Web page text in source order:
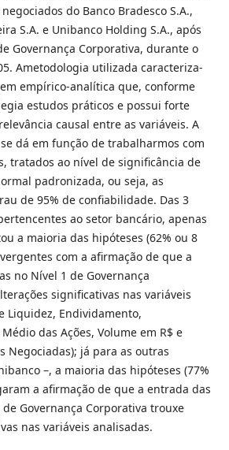
do Banco Bradesco S.A.,
S.A. e Unibanco Holding S.A., após
Governança Corporativa, durante o
Ametodologia utilizada caracteriza-
empírico-analítica que, conforme
estudos práticos e possui forte
causal entre as variáveis. A
dá em função de trabalharmos com
tratados ao nível de significância de
padronizada, ou seja, as
de 95% de confiabilidade. Das 3
ao setor bancário, apenas
a maioria das hipóteses (62% ou 8
com a afirmação de que a
no Nível 1 de Governança
significativas nas variáveis
Liquidez, Endividamento,
das Ações, Volume em R$ e
Negociadas); já para as outras
–, a maioria das hipóteses (77%
a afirmação de que a entrada das
Governança Corporativa trouxe
nas variáveis analisadas.